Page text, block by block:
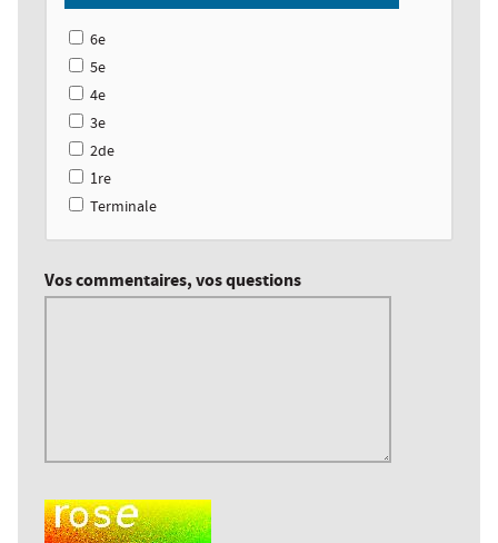
6e
5e
4e
3e
2de
1re
Terminale
Vos commentaires, vos questions
Champ pour les robots. Si vous êtes humains, merci de le